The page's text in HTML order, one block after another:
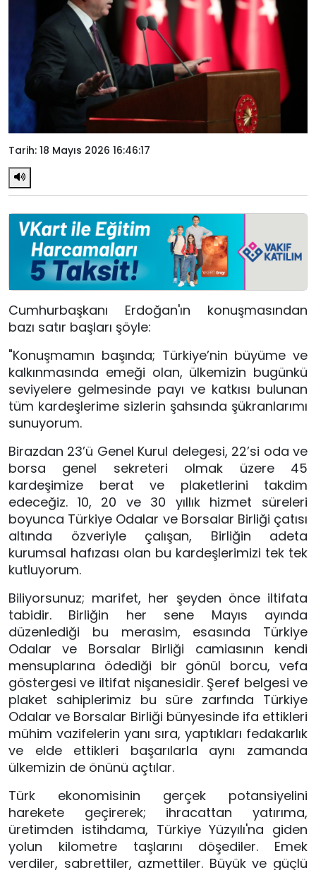
Tarih: 18 Mayıs 2026 16:46:17
Cumhurbaşkanı Erdoğan'ın konuşmasından
bazı satır başları şöyle:
"Konuşmamın başında; Türkiye’nin büyüme ve
kalkınmasında emeği olan, ülkemizin bugünkü
seviyelere gelmesinde payı ve katkısı bulunan
tüm kardeşlerime sizlerin şahsında şükranlarımı
sunuyorum.
Birazdan 23’ü Genel Kurul delegesi, 22’si oda ve
borsa genel sekreteri olmak üzere 45
kardeşimize berat ve plaketlerini takdim
edeceğiz. 10, 20 ve 30 yıllık hizmet süreleri
boyunca Türkiye Odalar ve Borsalar Birliği çatısı
altında özveriyle çalışan, Birliğin adeta
kurumsal hafızası olan bu kardeşlerimizi tek tek
kutluyorum.
Biliyorsunuz; marifet, her şeyden önce iltifata
tabidir. Birliğin her sene Mayıs ayında
düzenlediği bu merasim, esasında Türkiye
Odalar ve Borsalar Birliği camiasının kendi
mensuplarına ödediği bir gönül borcu, vefa
göstergesi ve iltifat nişanesidir. Şeref belgesi ve
plaket sahiplerimiz bu süre zarfında Türkiye
Odalar ve Borsalar Birliği bünyesinde ifa ettikleri
mühim vazifelerin yanı sıra, yaptıkları fedakarlık
ve elde ettikleri başarılarla aynı zamanda
ülkemizin de önünü açtılar.
Türk ekonomisinin gerçek potansiyelini
harekete geçirerek; ihracattan yatırıma,
üretimden istihdama, Türkiye Yüzyılı'na giden
yolun kilometre taşlarını döşediler. Emek
verdiler, sabrettiler, azmettiler. Büyük ve güçlü